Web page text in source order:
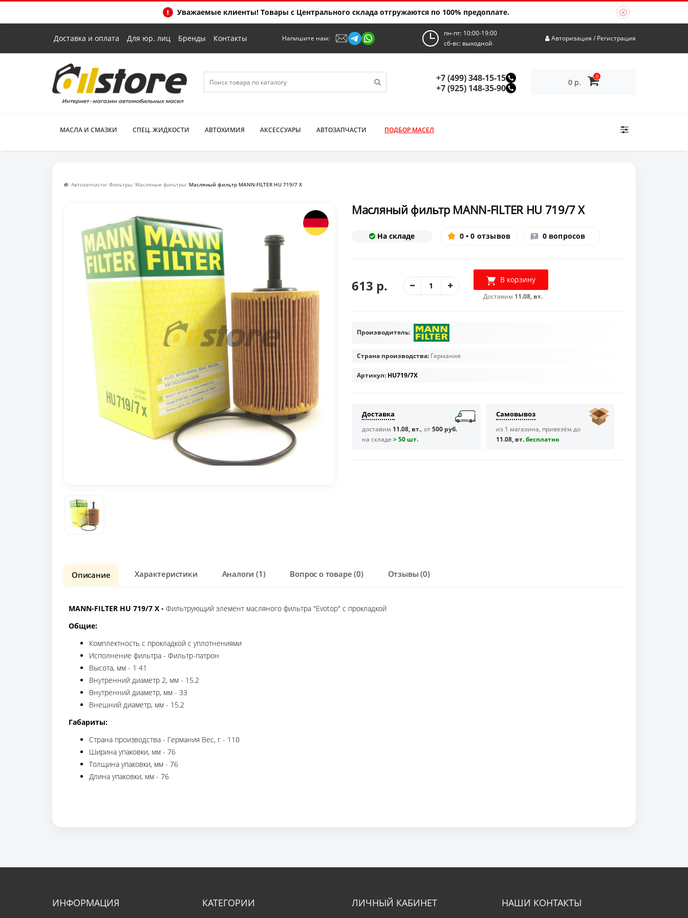
Уважаемые клиенты! Товары с Центрального склада отгружаются по 100% предоплате.
Доставка и оплата Для юр. лиц Бренды Контакты Напишите нам:
пн-пт: 10:00-19:00
сб-вс: выходной
Авторизация / Регистрация
+7 (499) 348-15-15
+7 (925) 148-35-90
0 р.
0
МАСЛА И СМАЗКИ СПЕЦ. ЖИДКОСТИ АВТОХИМИЯ АКСЕССУАРЫ АВТОЗАПЧАСТИ ПОДБОР МАСЕЛ
Автозапчасти Фильтры Масляные фильтры Масляный фильтр MANN-FILTER HU 719/7 X
Масляный фильтр MANN-FILTER HU 719/7 X
На складе 0 • 0 отзывов 0 вопросов
613 р. В корзину
Доставим 11.08, вт.
Производитель:
Страна производства: Германия
Артикул: HU719/7X
Доставка
доставим 11.08, вт., от500 руб.
на складе > 50 шт.
Самовывоз
из 1 магазина, привезём до
11.08, вт.бесплaтно
Описание Характеристики Аналоги (1) Вопрос о товаре (0) Отзывы (0)
MANN-FILTER HU 719/7 X - Фильтрующий элемент масляного фильтра "Evotop" с прокладкой
Общие:
Комплектность с прокладкой с уплотнениями
Исполнение фильтра - Фильтр-патрон
Высота, мм - 1 41
Внутренний диаметр 2, мм - 15.2
Внутренний диаметр, мм - 33
Внешний диаметр, мм - 15.2
Габариты:
Страна производства - Германия Вес, г - 110
Ширина упаковки, мм - 76
Толщина упаковки, мм - 76
Длина упаковки, мм - 76
ИНФОРМАЦИЯ КАТЕГОРИИ ЛИЧНЫЙ КАБИНЕТ НАШИ КОНТАКТЫ